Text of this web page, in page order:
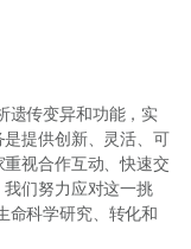
遗传变异和功能，实
提供创新、灵活、可
视合作互动、快速交
们努力应对这一挑
命科学研究、转化和